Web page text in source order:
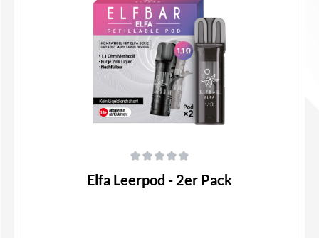
Details
Elfa Leerpod - 2er Pack